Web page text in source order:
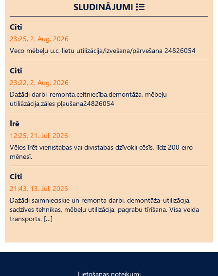
SLUDINĀJUMI
Citi
23:25, 2. Aug, 2026
Veco mēbeļu u.c. lietu utilizācija/izvešana/pārvešana 24826054
Citi
23:22, 2. Aug, 2026
Dažādi darbi-remonta,celtniecība,demontāža, mēbeļu
utiliāzācija,zāles pļaušana24826054
Īrē
12:25, 21. Jūl, 2026
Vēlos īrēt vienistabas vai divistabas dzīvokli cēsīs, līdz 200 eiro
mēnesī.
Citi
21:43, 13. Jūl, 2026
Dažādi saimnieciskie un remonta darbi, demontāža-utilizācija,
sadzīves tehnikas, mēbeļu utilizācija, pagrabu tīrīšana. Visa veida
transports. […]
Lietošanas noteikumi